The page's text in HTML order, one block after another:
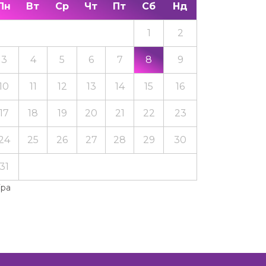
Вт Ср Чт Пт Сб Нд
1 2
3 4 5 6 7 8 9
11 12 13 14 15 16
18 19 20 21 22 23
25 26 27 28 29 30